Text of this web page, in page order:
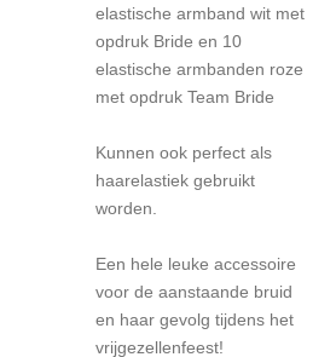
elastische armband wit met
opdruk Bride en 10
elastische armbanden roze
met opdruk Team Bride
Kunnen ook perfect als
haarelastiek gebruikt
worden.
Een hele leuke accessoire
voor de aanstaande bruid
en haar gevolg tijdens het
vrijgezellenfeest!